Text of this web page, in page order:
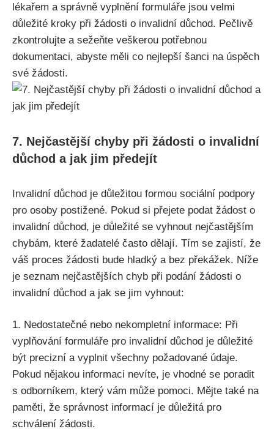
lékařem a správně vyplnění formuláře jsou velmi
důležité kroky při žádosti o invalidní důchod. Pečlivě
zkontrolujte a sežeňte veškerou potřebnou
dokumentaci, abyste měli co nejlepší šanci na úspěch
své žádosti.
7. Nejčastější chyby při žádosti o invalidní
důchod a jak jim předejít
Invalidní důchod je důležitou formou sociální podpory
pro osoby postižené. Pokud si přejete podat žádost o
invalidní důchod, je důležité se vyhnout nejčastějším
chybám, které žadatelé často dělají. Tím se zajistí, že
váš proces žádosti bude hladký a bez překážek. Níže
je seznam nejčastějších chyb při podání žádosti o
invalidní důchod a jak se jim vyhnout:
1. Nedostatečné nebo nekompletní informace: Při
vyplňování formuláře pro invalidní důchod je důležité
být precizní a vyplnit všechny požadované údaje.
Pokud nějakou informaci nevíte, je vhodné se poradit
s odborníkem, který vám může pomoci. Mějte také na
paměti, že správnost informací je důležitá pro
schválení žádosti.